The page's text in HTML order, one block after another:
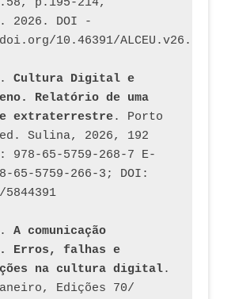
2026. DOI -
10.46391/
Cultura Digital e
Relatório de uma
extraterrestre. Porto
Sulina, 2026, 192
978-65-5759-268-7 E-
65-5759-266-3; DOI:
5844391
A comunicação
Erros, falhas e
na cultura digital.
Edições 70/